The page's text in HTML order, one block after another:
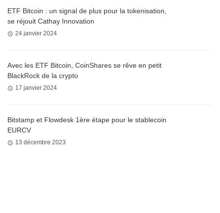
ETF Bitcoin : un signal de plus pour la tokenisation,
se réjouit Cathay Innovation
24 janvier 2024
Avec les ETF Bitcoin, CoinShares se rêve en petit
BlackRock de la crypto
17 janvier 2024
Bitstamp et Flowdesk 1ère étape pour le stablecoin
EURCV
13 décembre 2023